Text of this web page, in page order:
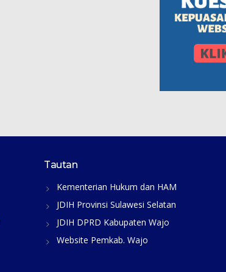
Tautan
Kementerian Hukum dan HAM
JDIH Provinsi Sulawesi Selatan
JDIH DPRD Kabupaten Wajo
Website Pemkab. Wajo